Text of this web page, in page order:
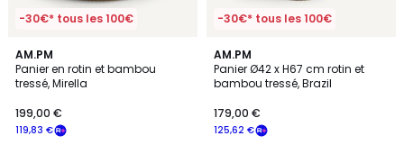
-30€* tous les 100€
AM.PM
Panier en rotin et bambou
tressé, Mirella
119,83 €
199,00 €
3,5
/ 5
-30€* tous les 100€
AM.PM
Panier Ø42 x H67 cm rotin et
bambou tressé, Brazil
125,62 €
179,00 €
4,6
/ 5